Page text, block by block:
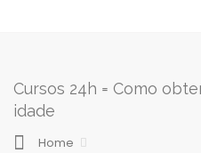
Cursos 24h = Como
idade
Home